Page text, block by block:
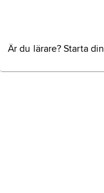
Är du lärare? Starta